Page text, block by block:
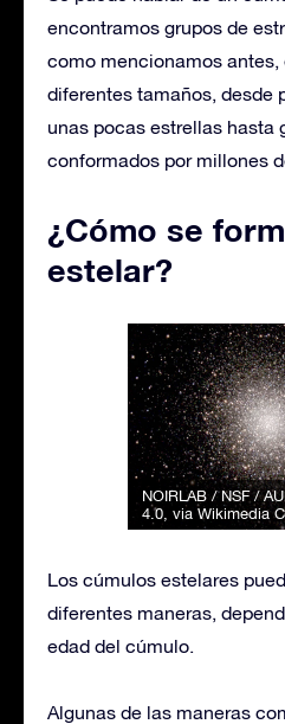
encontramos grupos de
como mencionamos antes,
diferentes tamaños, desde
unas pocas estrellas hasta
conformados por millones
¿Cómo se
estelar?
NOIRLAB / NSF /
4.0 , via Wikimedia
Los cúmulos estelares
diferentes maneras,
edad del cúmulo.
Algunas de las maneras